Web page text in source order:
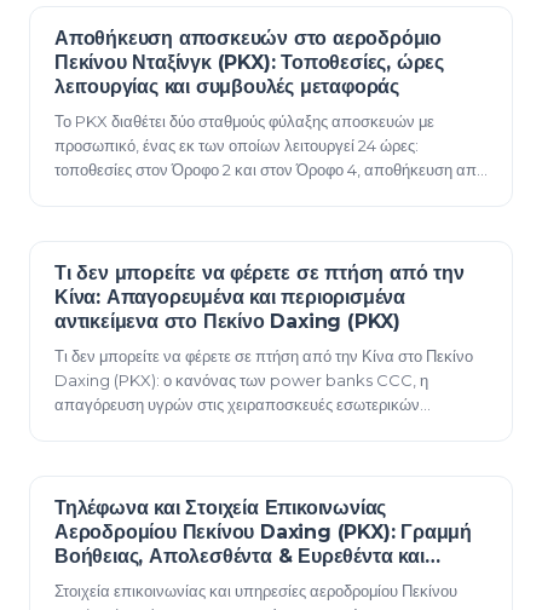
10 Ιουνίου 2026
Αποθήκευση αποσκευών στο αεροδρόμιο
Πεκίνου Νταξίνγκ (PKX): Τοποθεσίες, ώρες
λειτουργίας και συμβουλές μεταφοράς
Το PKX διαθέτει δύο σταθμούς φύλαξης αποσκευών με
προσωπικό, ένας εκ των οποίων λειτουργεί 24 ώρες:
τοποθεσίες στον Όροφο 2 και στον Όροφο 4, αποθήκευση από
09 Ιουνίου 2026
Τι δεν μπορείτε να φέρετε σε πτήση από την
Κίνα: Απαγορευμένα και περιορισμένα
αντικείμενα στο Πεκίνο Daxing (PKX)
Τι δεν μπορείτε να φέρετε σε πτήση από την Κίνα στο Πεκίνο
Daxing (PKX): ο κανόνας των power banks CCC, η
απαγόρευση υγρών στις χειραποσκευές εσωτερικών
08 Ιουνίου 2026
Τηλέφωνα και Στοιχεία Επικοινωνίας
Αεροδρομίου Πεκίνου Daxing (PKX): Γραμμή
Βοήθειας, Απολεσθέντα & Ευρεθέντα και
Υπηρεσίες
Στοιχεία επικοινωνίας και υπηρεσίες αεροδρομίου Πεκίνου